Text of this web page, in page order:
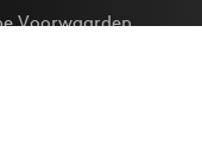
Voorwaarden